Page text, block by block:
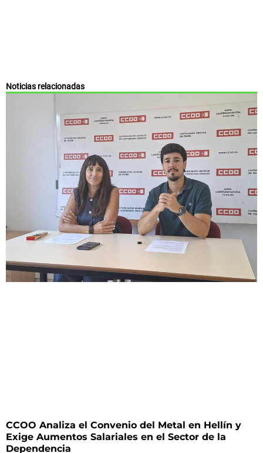
Noticias relacionadas
CCOO Analiza el Convenio del Metal en Hellín y
Exige Aumentos Salariales en el Sector de la
Dependencia